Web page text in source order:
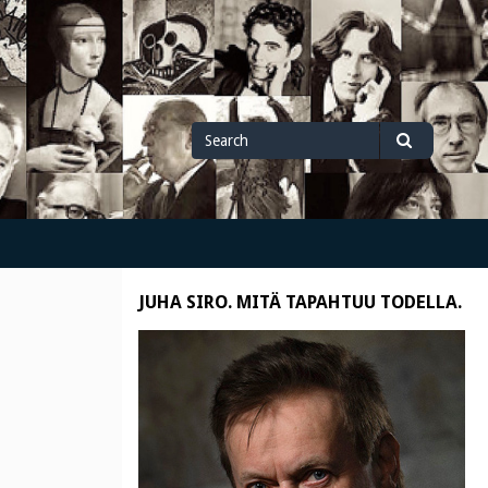
Search
for
Search
JUHA SIRO. MITÄ TAPAHTUU TODELLA.